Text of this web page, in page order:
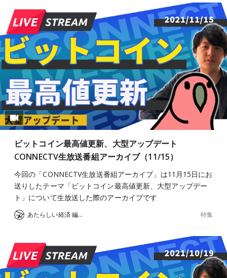
ビットコイン最高値更新、大型アップデート
CONNECTV生放送番組アーカイブ（11/15）
今回の「CONNECTV生放送番組アーカイブ」は11月15日にお
送りしたテーマ「ビットコイン最高値更新、大型アップデー
ト」について生放送した際のアーカイブです
あたらしい経済 編集部 特集